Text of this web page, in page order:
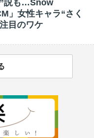
”説も…Snow
」女性キャラ“さく
目のワケ